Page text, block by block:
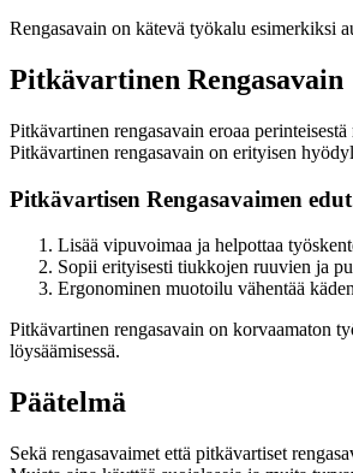
Rengasavain on kätevä työkalu esimerkiksi
Pitkävartinen Rengasavain
Pitkävartinen rengasavain eroaa
Pitkävartinen rengasavain on erityisen
Pitkävartisen Rengasavaimen
Lisää vipuvoimaa ja helpottaa
Sopii erityisesti tiukkojen ruuvien ja
Ergonominen muotoilu vähentää
Pitkävartinen rengasavain on korvaamaton
löysäämisessä.
Päätelmä
Sekä rengasavaimet että pitkävartiset